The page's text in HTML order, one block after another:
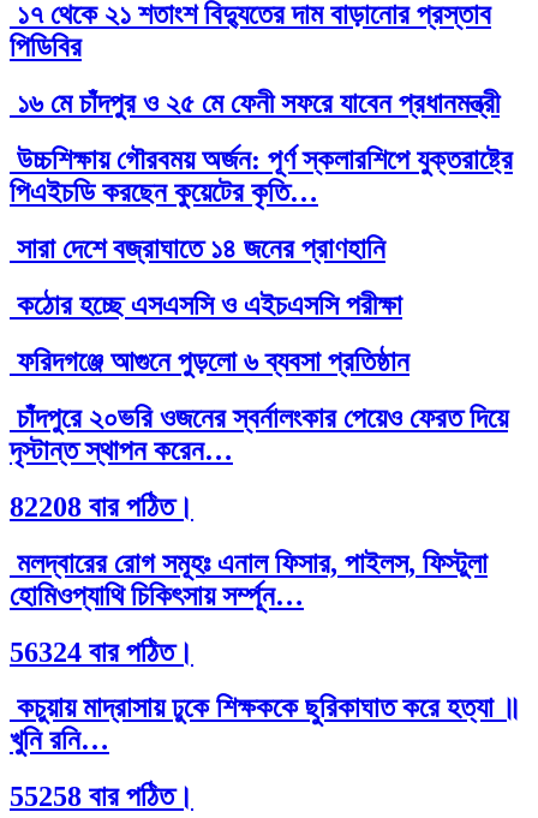
১৭ থেকে ২১ শতাংশ বিদ্যুতের দাম বাড়ানোর প্রস্তাব
পিডিবির
১৬ মে চাঁদপুর ও ২৫ মে ফেনী সফরে যাবেন প্রধানমন্ত্রী
উচ্চশিক্ষায় গৌরবময় অর্জন: পূর্ণ স্কলারশিপে যুক্তরাষ্ট্রে
পিএইচডি করছেন কুয়েটের কৃতি…
সারা দেশে বজ্রাঘাতে ১৪ জনের প্রাণহানি
কঠোর হচ্ছে এসএসসি ও এইচএসসি পরীক্ষা
ফরিদগঞ্জে আগুনে পুড়লো ৬ ব্যবসা প্রতিষ্ঠান
চাঁদপুরে ২০ভরি ওজনের স্বর্নালংকার পেয়েও ফেরত দিয়ে
দৃস্টান্ত স্থাপন করেন…
82208 বার পঠিত।
মলদ্বারের রোগ সমূহঃ এনাল ফিসার, পাইলস, ফিস্টুলা
হোমিওপ্যাথি চিকিৎসায় সর্ম্পূন…
56324 বার পঠিত।
কচুয়ায় মাদ্রাসায় ঢুকে শিক্ষককে ছুরিকাঘাত করে হত্যা ॥
খুনি রনি…
55258 বার পঠিত।